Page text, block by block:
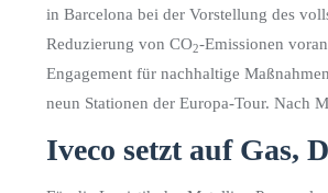
in Barcelona bei der Vorstellung des
Reduzierung von CO2-Emissionen
Engagement für nachhaltige
neun Stationen der Europa-Tour. Nach
Iveco setzt auf Gas,